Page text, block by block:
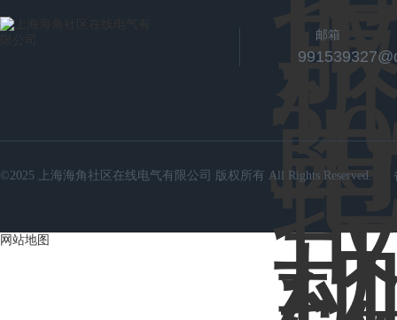
邮箱
©2025 上海海角社区在线电气有限公司 版权所有 All Rights Reserved.
网站地图